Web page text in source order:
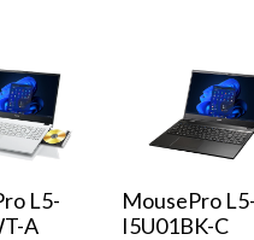
11
L5-
A
MousePro
I5U01BK-C